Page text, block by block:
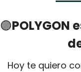
🟣
Hoy te quiero